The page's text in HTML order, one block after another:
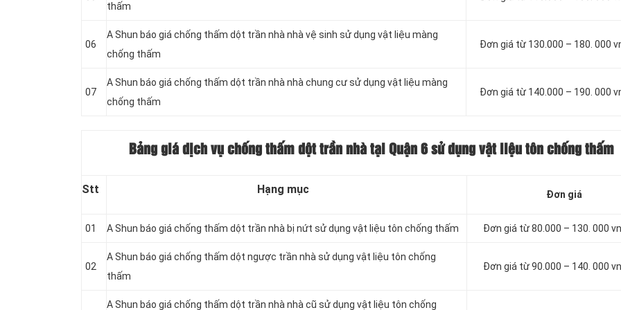
thấm
06
A Shun báo giá chống thấm dột trần nhà nhà vệ sinh sử dụng vật liệu màng
chống thấm
Đơn giá từ 130.000 – 180. 000
07
A Shun báo giá chống thấm dột trần nhà nhà chung cư sử dụng vật liệu màng
chống thấm
Đơn giá từ 140.000 – 190. 000
Bảng giá dịch vụ chống thấm dột trần nhà tại Quận 6 sử dụng vật liệu tôn chống thấm
Stt Hạng mục Đơn giá
01 A Shun báo giá chống thấm dột trần nhà bị nứt sử dụng vật liệu tôn chống thấm Đơn giá từ 80.000 – 130. 000
02
A Shun báo giá chống thấm dột ngược trần nhà sử dụng vật liệu tôn chống
thấm
Đơn giá từ 90.000 – 140. 000
A Shun báo giá chống thấm dột trần nhà nhà cũ sử dụng vật liệu tôn chống